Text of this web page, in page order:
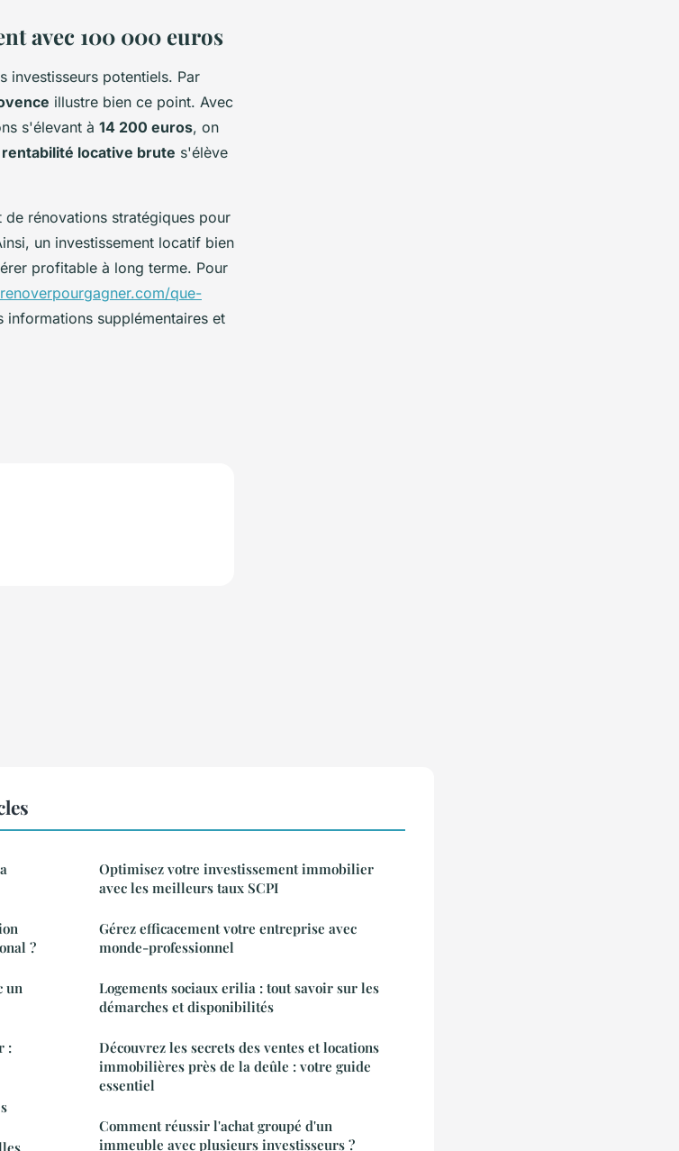
avec 100 000 euros
investisseurs potentiels. Par
illustre bien ce point. Avec
s'élevant à 14 200 euros, on
rentabilité locative brute s'élève
rénovations stratégiques pour
un investissement locatif bien
profitable à long terme. Pour
que-
informations supplémentaires et
?
un
:
Optimisez votre investissement immobilier
avec les meilleurs taux SCPI
Gérez efficacement votre entreprise avec
monde-professionnel
Logements sociaux erilia : tout savoir sur les
démarches et disponibilités
Découvrez les secrets des ventes et locations
immobilières près de la deûle : votre guide
essentiel
Comment réussir l'achat groupé d'un
immeuble avec plusieurs investisseurs ?